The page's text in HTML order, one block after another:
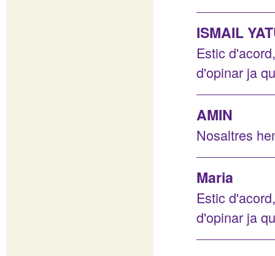
ISMAIL
Estic
d'opinar ja
AMIN
Nosaltres
Maria
Estic
d'opinar ja